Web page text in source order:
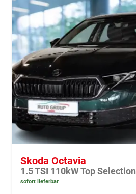
Skoda Octavia
1.5 TSI 110kW Top Selection
sofort lieferbar